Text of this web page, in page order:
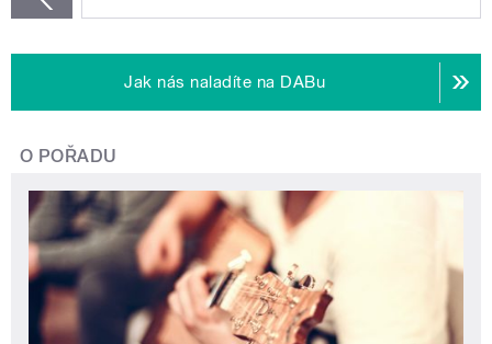
Jak nás naladíte na DABu
O POŘADU